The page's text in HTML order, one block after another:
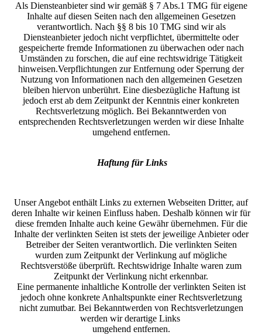
Als Diensteanbieter sind wir gemäß § 7 Abs.1 TMG für eigene
Inhalte auf diesen Seiten nach den allgemeinen Gesetzen
verantwortlich. Nach §§ 8 bis 10 TMG sind wir als
Diensteanbieter jedoch nicht verpflichtet, übermittelte oder
gespeicherte fremde Informationen zu überwachen oder nach
Umständen zu forschen, die auf eine rechtswidrige Tätigkeit
hinweisen.Verpflichtungen zur Entfernung oder Sperrung der
Nutzung von Informationen nach den allgemeinen Gesetzen
bleiben hiervon unberührt. Eine diesbezügliche Haftung ist
jedoch erst ab dem Zeitpunkt der Kenntnis einer konkreten
Rechtsverletzung möglich. Bei Bekanntwerden von
entsprechenden Rechtsverletzungen werden wir diese Inhalte
umgehend entfernen.
Haftung für Links
Unser Angebot enthält Links zu externen Webseiten Dritter, auf
deren Inhalte wir keinen Einfluss haben. Deshalb können wir für
diese fremden Inhalte auch keine Gewähr übernehmen. Für die
Inhalte der verlinkten Seiten ist stets der jeweilige Anbieter oder
Betreiber der Seiten verantwortlich. Die verlinkten Seiten
wurden zum Zeitpunkt der Verlinkung auf mögliche
Rechtsverstöße überprüft. Rechtswidrige Inhalte waren zum
Zeitpunkt der Verlinkung nicht erkennbar.
Eine permanente inhaltliche Kontrolle der verlinkten Seiten ist
jedoch ohne konkrete Anhaltspunkte einer Rechtsverletzung
nicht zumutbar. Bei Bekanntwerden von Rechtsverletzungen
werden wir derartige Links
umgehend entfernen.